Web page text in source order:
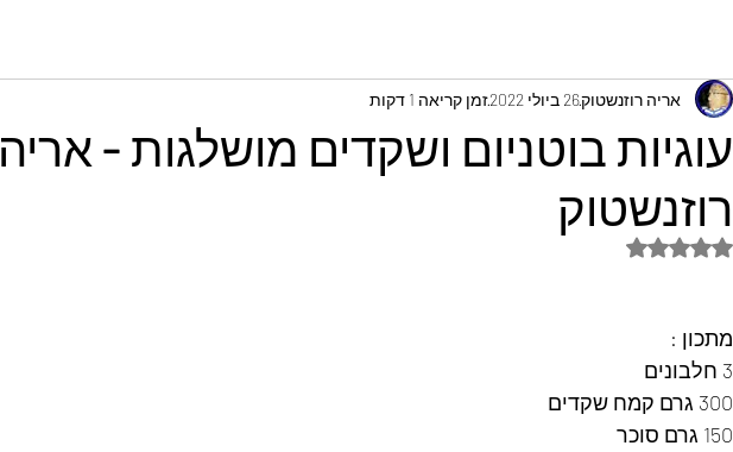
עוגיות בוטניום ושקדים מושלגות - אריה
רוזנשטוק
אריה רוזנשטוק26 ביולי 2022 זמן קריאה 1 דקות
דירוג של NaN מתוך 5 כוכבים
מתכון :
3 חלבונים
300 גרם קמח שקדים
150 גרם סוכר